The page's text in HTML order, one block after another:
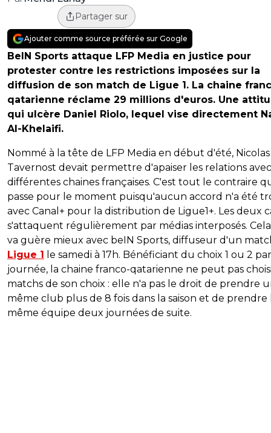
Partager sur
Ajouter comme source préférée sur Google
BeIN Sports attaque LFP Media en justice pour
protester contre les restrictions imposées sur la
diffusion de son match de Ligue 1. La chaine
qatarienne réclame 29 millions d'euros. Une
qui ulcère Daniel Riolo, lequel vise directement
Al-Khelaifi.
Nommé à la tête de LFP Media en début d'été,
Tavernost devait permettre d'apaiser les relations
différentes chaines françaises. C'est tout le contraire
passe pour le moment puisqu'aucun accord n'a été
avec Canal+ pour la distribution de Ligue1+. Les deux
s'attaquent régulièrement par médias interposés.
va guère mieux avec beIN Sports, diffuseur d'un
Ligue 1
le samedi à 17h. Bénéficiant du choix 1 ou 2 par
journée, la chaine franco-qatarienne ne peut pas
matchs de son choix : elle n'a pas le droit de prendre
même club plus de 8 fois dans la saison et de prendre
même équipe deux journées de suite.